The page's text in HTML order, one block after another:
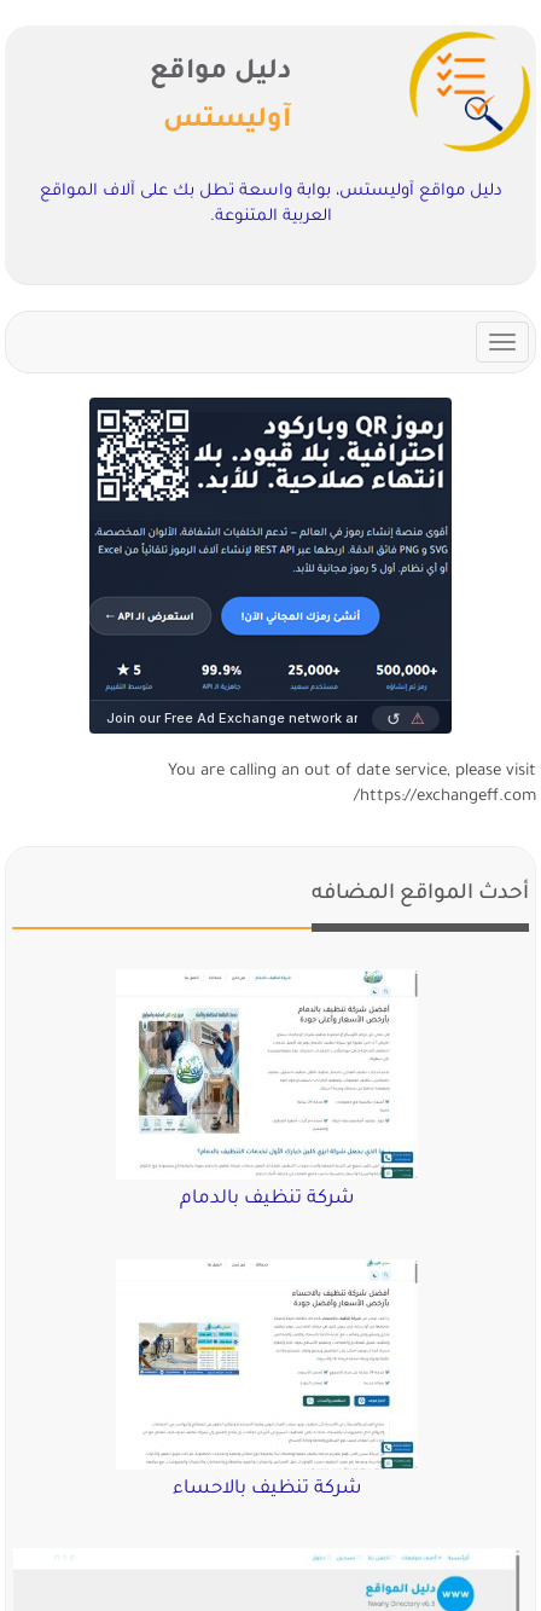
دليل مواقع
آوليستس
دليل مواقع آوليستس، بوابة واسعة تطل بك على آلاف المواقع
العربية المتنوعة.
Toggle
navigation
You are calling an out of date service, please visit
https://exchangeff.com/
أحدث المواقع المضافه
شركة تنظيف بالدمام
شركة تنظيف بالاحساء